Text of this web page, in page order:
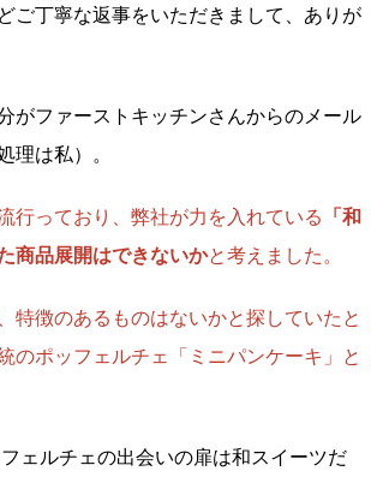
ご丁寧な返事をいただきまして、ありが
がファーストキッチンさんからのメール
理は私）。
行っており、弊社が力を入れている
「和
商品展開はできないかと考えました。
特徴のあるものはないかと探していたと
のポッフェルチェ「ミニパンケーキ」と
ェルチェの出会いの扉は和スイーツだ